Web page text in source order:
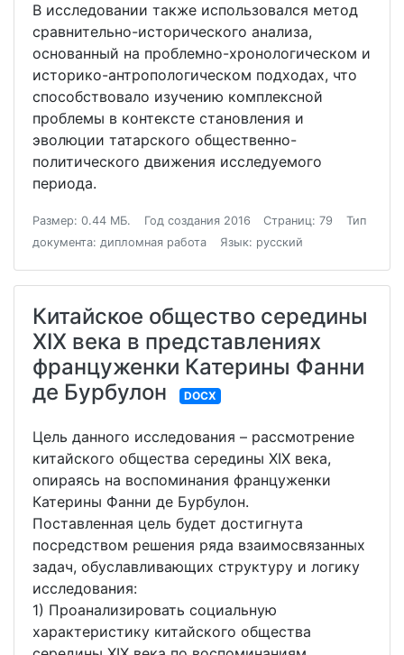
В исследовании также использовался метод
сравнительно-исторического анализа,
основанный на проблемно-хронологическом и
историко-антропологическом подходах, что
способствовало изучению комплексной
проблемы в контексте становления и
эволюции татарского общественно-
политического движения исследуемого
периода.
Размер: 0.44 МБ. Год создания 2016 Страниц: 79
Тип
документа: дипломная работа
Язык: русский
Китайское общество середины
XIX века в представлениях
француженки Катерины Фанни
де Бурбулон
DOCX
Цель данного исследования – рассмотрение
китайского общества середины XIX века,
опираясь на воспоминания француженки
Катерины Фанни де Бурбулон.
Поставленная цель будет достигнута
посредством решения ряда взаимосвязанных
задач, обуславливающих структуру и логику
исследования:
1) Проанализировать социальную
характеристику китайского общества